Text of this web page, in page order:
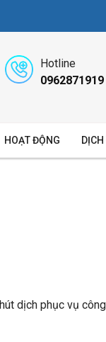
Hotline
0962871919
HOẠT ĐỘNG
dịch phục vụ